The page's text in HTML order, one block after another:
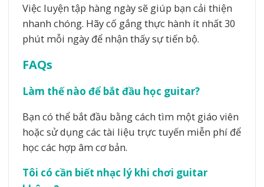
Việc luyện tập hàng ngày sẽ giúp bạn cải thiện
nhanh chóng. Hãy cố gắng thực hành ít nhất 30
phút mỗi ngày để nhận thấy sự tiến bộ.
FAQs
Làm thế nào để bắt đầu học guitar?
Bạn có thể bắt đầu bằng cách tìm một giáo viên
hoặc sử dụng các tài liệu trực tuyến miễn phí để
học các hợp âm cơ bản.
Tôi có cần biết nhạc lý khi chơi guitar